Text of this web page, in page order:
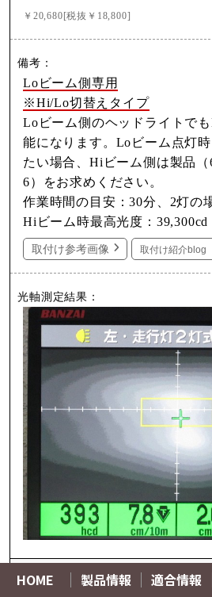
HOME 製品情報 適合情報
￥20,680[税抜￥18,800]
Loビーム側専用
※Hi/Lo切替えタイプ
Loビーム側のヘッドライトで
能になります。Loビーム点灯
たい場合、Hiビーム側は製品（
6）をお求めください。
作業時間の目安：30分、2灯の
Hiビーム時最高光度：39,300cd
取付け参考画像 取付け紹介blog